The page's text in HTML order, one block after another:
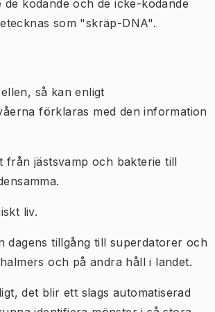
kodande och de icke-kodande
som "skräp-DNA".
så kan enligt
förklaras med den information
från jästsvamp och bakterie till
liv.
dagens tillgång till superdatorer och
och på andra håll i landet.
det blir ett slags automatiserad